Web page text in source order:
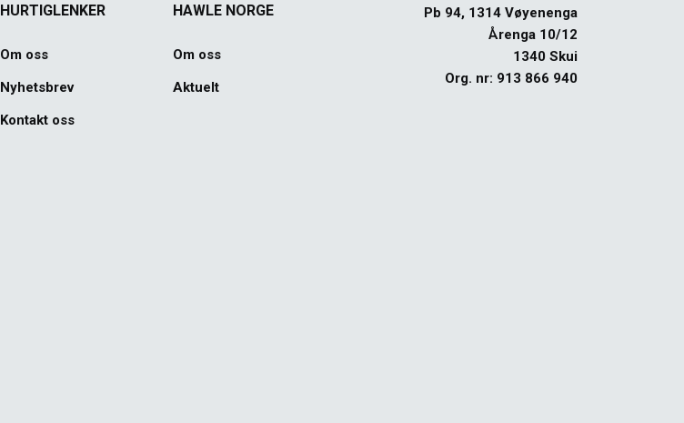
HURTIGLENKER
Om oss
Nyhetsbrev
Kontakt oss
HAWLE NORGE
Om oss
Aktuelt
Pb 94, 1314 Vøyenenga
Årenga 10/12
1340 Skui
Org. nr: 913 866 940